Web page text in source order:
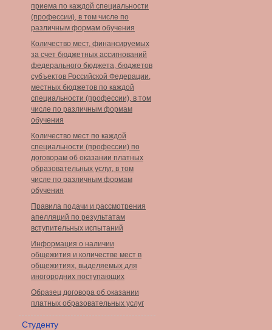
приема по каждой специальности
(профессии), в том числе по
различным формам обучения
Количество мест, финансируемых
за счет бюджетных ассигнований
федерального бюджета, бюджетов
субъектов Российской Федерации,
местных бюджетов по каждой
специальности (профессии), в том
числе по различным формам
обучения
Количество мест по каждой
специальности (профессии) по
договорам об оказании платных
образовательных услуг, в том
числе по различным формам
обучения
Правила подачи и рассмотрения
апелляций по результатам
вступительных испытаний
Информация о наличии
общежития и количестве мест в
общежитиях, выделяемых для
иногородних поступающих
Образец договора об оказании
платных образовательных услуг
Студенту